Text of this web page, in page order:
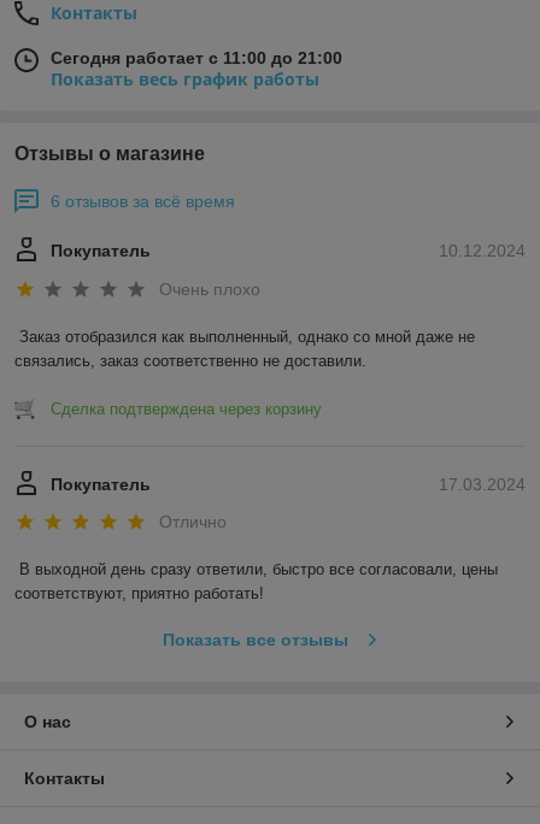
Контакты
Сегодня работает с 11:00 до 21:00
Показать весь график работы
Отзывы о магазине
6 отзывов за всё время
10.12.2024
Покупатель
Очень плохо
Заказ отобразился как выполненный, однако со мной даже не
связались, заказ соответственно не доставили.
Сделка подтверждена через корзину
17.03.2024
Покупатель
Отлично
В выходной день сразу ответили, быстро все согласовали, цены
соответствуют, приятно работать!
Показать все отзывы
О нас
Контакты